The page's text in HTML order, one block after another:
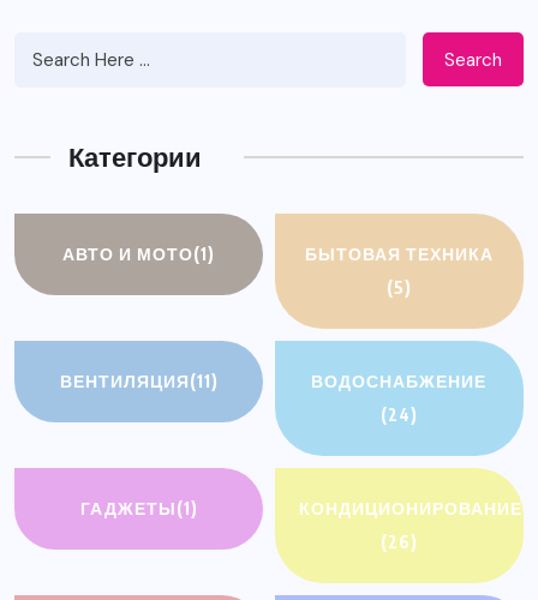
Search
Категории
АВТО И МОТО(1)
БЫТОВАЯ ТЕХНИКА
(5)
ВЕНТИЛЯЦИЯ(11)
ВОДОСНАБЖЕНИЕ
(24)
ГАДЖЕТЫ(1)
КОНДИЦИОНИРОВАНИЕ
(26)